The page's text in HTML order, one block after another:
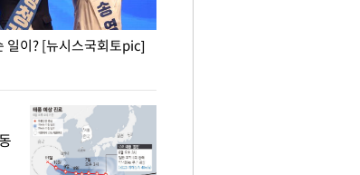
일이? [뉴시스국회토pic]